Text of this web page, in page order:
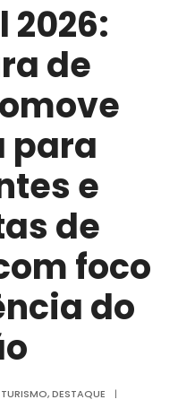
2026:
de
para
e
de
foco
do
,DESTAQUE
|